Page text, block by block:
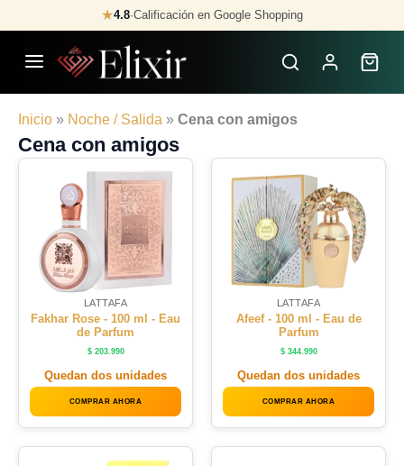
to
content
★4.8·Calificación en Google Shopping
Inicio » Noche / Salida » Cena con amigos
Cena con amigos
LATTAFA
Fakhar Rose - 100 ml - Eau
de Parfum
$203.990
Quedan dos unidades
COMPRAR AHORA
LATTAFA
Afeef - 100 ml - Eau de
Parfum
$344.990
Quedan dos unidades
COMPRAR AHORA